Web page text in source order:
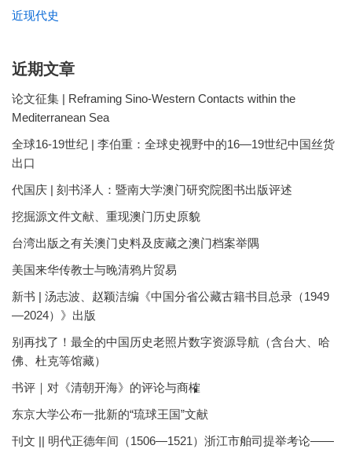
近现代史
近期文章
论文征集 | Reframing Sino-Western Contacts within the
Mediterranean Sea
全球16-19世纪 | 李伯重：全球史视野中的16—19世纪中国丝货
出口
代国庆 | 刻书泽人：暨南大学澳门研究院图书出版评述
挖掘源文件文献、重现澳门历史原貌
台湾出版之有关澳门史料及庋藏之澳门档案举隅
美国来华传教士与晚清鸦片贸易
新书 | 汤志波、赵颖洁编《中国分省公藏古籍书目总录（1949
—2024）》出版
别再找了！最全的中国历史老照片数字资源导航（含台大、哈
佛、杜克等馆藏）
书评｜对《清朝开海》的评论与商榷
东京大学公布一批新的“琉球王国”文献
刊文 || 明代正德年间（1506—1521）浙江市舶司提举考论——